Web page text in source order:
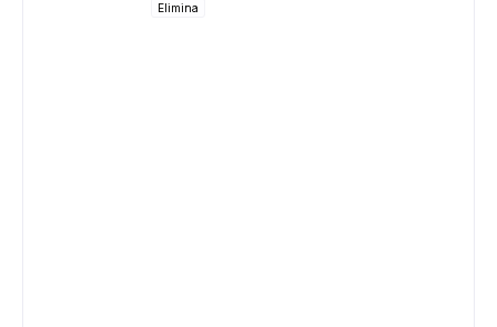
Elimina